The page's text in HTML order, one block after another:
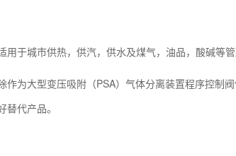
于城市供热，供汽，供水及煤气，油品，酸碱等管
作为大型变压吸附（PSA）气体分离装置程序控制
代产品。